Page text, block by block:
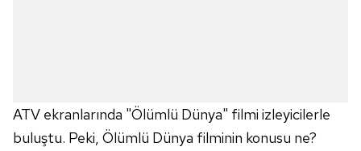
ATV ekranlarında "Ölümlü Dünya" filmi izleyicilerle
buluştu. Peki, Ölümlü Dünya filminin konusu ne?